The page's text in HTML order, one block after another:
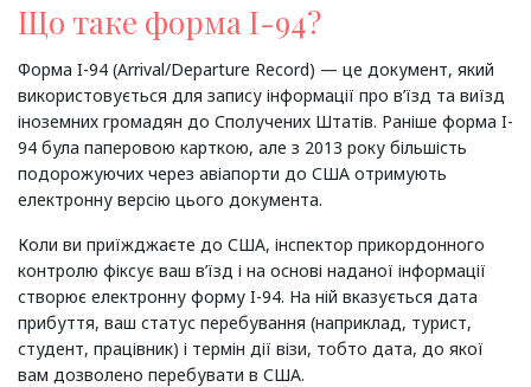
Що таке форма I-94?
Форма I-94 (Arrival/Departure Record) — це документ, який
використовується для запису інформації про в’їзд та виїзд
іноземних громадян до Сполучених Штатів. Раніше форма I-
94 була паперовою карткою, але з 2013 року більшість
подорожуючих через авіапорти до США отримують
електронну версію цього документа.
Коли ви приїжджаєте до США, інспектор прикордонного
контролю фіксує ваш в’їзд і на основі наданої інформації
створює електронну форму I-94. На ній вказується дата
прибуття, ваш статус перебування (наприклад, турист,
студент, працівник) і термін дії візи, тобто дата, до якої
вам дозволено перебувати в США.